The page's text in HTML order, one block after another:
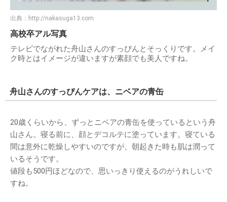
出典： http://nakasuga13.com
高校卒アル写真
テレビでながれた舟山さんのすっぴんとそっくりです。メイ
ク時とはイメージが違いますが素顔でも美人ですね。
舟山さんのすっぴんケアは、ニベアの青缶
20歳くらいから、ずっとニベアの青缶を使っているという舟
山さん。寝る前に、顔とデコルテに塗っています。寝ている
間は意外に乾燥しやすいのですが、朝起きた時も肌は潤って
いるそうです。
値段も500円ほどなので、思いっきり使えるのがうれしいで
すね。